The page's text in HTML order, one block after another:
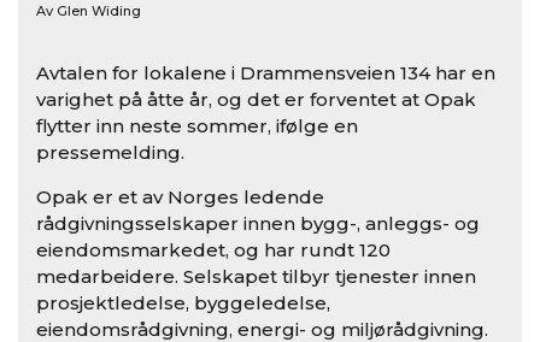
Av Glen Widing
Avtalen for lokalene i Drammensveien 134 har en
varighet på åtte år, og det er forventet at Opak
flytter inn neste sommer, ifølge en
pressemelding.
Opak er et av Norges ledende
rådgivningsselskaper innen bygg-, anleggs- og
eiendomsmarkedet, og har rundt 120
medarbeidere. Selskapet tilbyr tjenester innen
prosjektledelse, byggeledelse,
eiendomsrådgivning, energi- og miljørådgivning.